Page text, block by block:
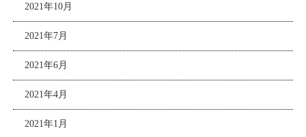
2021年10月
2021年7月
2021年6月
2021年4月
2021年1月